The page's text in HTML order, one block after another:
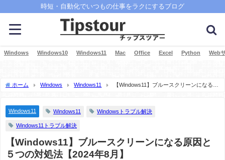
時短・自動化でいつもの仕事をラクにするブログ
Windows Windows10 Windows11 Mac Office Excel Python Web
ホーム Windows Windows11
【Windows11】ブルースクリーンになる原
Windows11 Windows11 Windowsトラブル解決
Windows11トラブル解決
【Windows11】ブルースクリーンになる原因と
５つの対処法【2024年8月】